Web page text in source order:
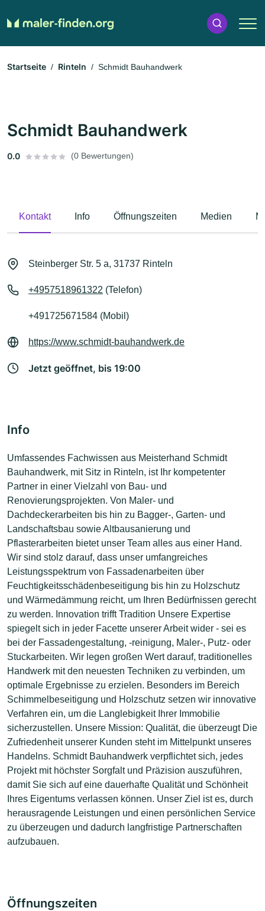
Startseite Rinteln Schmidt Bauhandwerk
Schmidt Bauhandwerk
0.0 (0 Bewertungen)
Kontakt Info Öffnungszeiten Medien
Steinberger Str. 5 a, 31737 Rinteln
+4957518961322 (Telefon)
+491725671584 (Mobil)
https://www.schmidt-bauhandwerk.de
Jetzt geöffnet, bis 19:00
Info
Umfassendes Fachwissen aus Meisterhand Schmidt
Bauhandwerk, mit Sitz in Rinteln, ist Ihr kompetenter
Partner in einer Vielzahl von Bau- und
Renovierungsprojekten. Von Maler- und
Dachdeckerarbeiten bis hin zu Bagger-, Garten- und
Landschaftsbau sowie Altbausanierung und
Pflasterarbeiten bietet unser Team alles aus einer Hand.
Wir sind stolz darauf, dass unser umfangreiches
Leistungsspektrum von Fassadenarbeiten über
Feuchtigkeitsschädenbeseitigung bis hin zu Holzschutz
und Wärmedämmung reicht, um Ihren Bedürfnissen gerecht
zu werden. Innovation trifft Tradition Unsere Expertise
spiegelt sich in jeder Facette unserer Arbeit wider - sei es
bei der Fassadengestaltung, -reinigung, Maler-, Putz- oder
Stuckarbeiten. Wir legen großen Wert darauf, traditionelles
Handwerk mit den neuesten Techniken zu verbinden, um
optimale Ergebnisse zu erzielen. Besonders im Bereich
Schimmelbeseitigung und Holzschutz setzen wir innovative
Verfahren ein, um die Langlebigkeit Ihrer Immobilie
sicherzustellen. Unsere Mission: Qualität, die überzeugt Die
Zufriedenheit unserer Kunden steht im Mittelpunkt unseres
Handelns. Schmidt Bauhandwerk verpflichtet sich, jedes
Projekt mit höchster Sorgfalt und Präzision auszuführen,
damit Sie sich auf eine dauerhafte Qualität und Schönheit
Ihres Eigentums verlassen können. Unser Ziel ist es, durch
herausragende Leistungen und einen persönlichen Service
zu überzeugen und dadurch langfristige Partnerschaften
aufzubauen.
Öffnungszeiten